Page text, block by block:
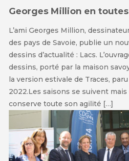
Georges Million en
L’ami Georges Million,
des pays de Savoie, publie un
dessins d’actualité : Lacs.
dessins, porté par la maison
la version estivale de Traces,
2022.Les saisons se suivent
conserve toute son agilité […]